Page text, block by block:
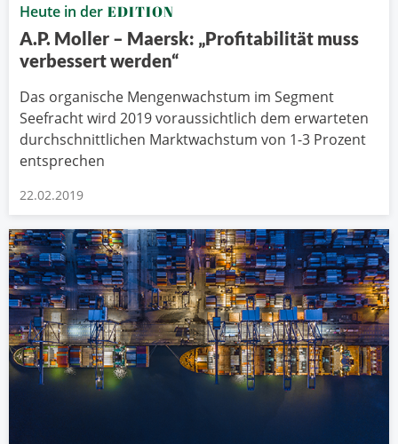
Heute in der EDITION
A.P. Moller – Maersk: „Profitabilität muss
verbessert werden“
Das organische Mengenwachstum im Segment
Seefracht wird 2019 voraussichtlich dem erwarteten
durchschnittlichen Marktwachstum von 1-3 Prozent
entsprechen
22.02.2019